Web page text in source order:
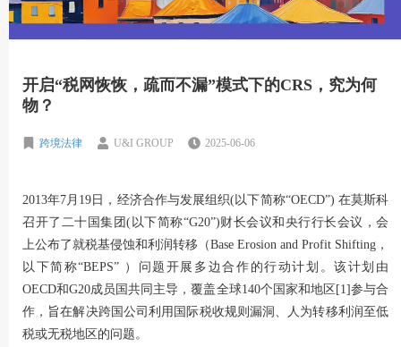
开启“税网恢恢，疏而不漏”模式下的CRS，究为何
物？
跨境法律 U&I GROUP 2025-06-06
2013年7月19日，经济合作与发展组织(以下简称“OECD”) 在莫斯科
召开了二十国集团(以下简称“G20”)财长会议和央行行长会议，会
上公布了就税基侵蚀和利润转移（Base Erosion and Profit Shifting，
以下简称“BEPS” ）问题开展多边合作的行动计划。该计划由
OECD和G20成员国共同主导，覆盖全球140个国家和地区[1]参与合
作，旨在解决跨国公司利用国际税收规则漏洞、人为转移利润至低
税或无税地区的问题。